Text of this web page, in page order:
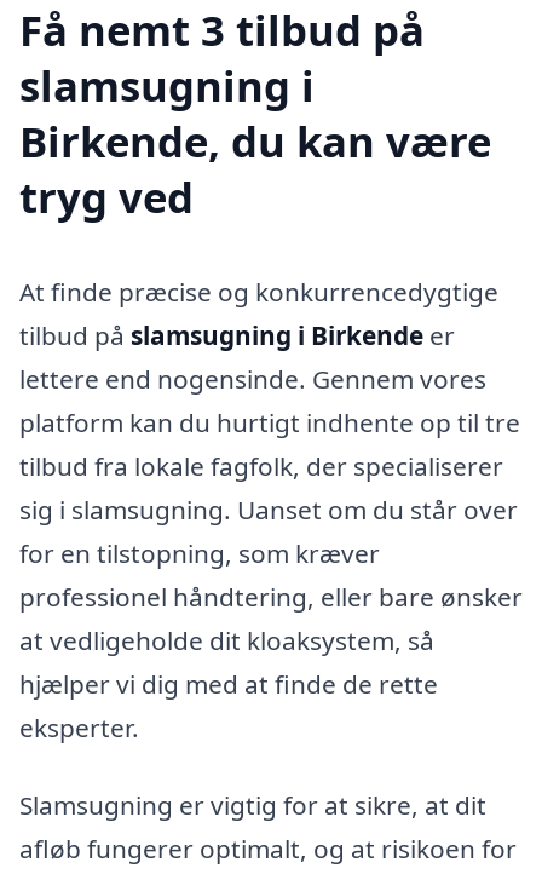
Få nemt 3 tilbud på
slamsugning i
Birkende, du kan være
tryg ved
At finde præcise og konkurrencedygtige
tilbud på slamsugning i Birkende er
lettere end nogensinde. Gennem vores
platform kan du hurtigt indhente op til tre
tilbud fra lokale fagfolk, der specialiserer
sig i slamsugning. Uanset om du står over
for en tilstopning, som kræver
professionel håndtering, eller bare ønsker
at vedligeholde dit kloaksystem, så
hjælper vi dig med at finde de rette
eksperter.
Slamsugning er vigtig for at sikre, at dit
afløb fungerer optimalt, og at risikoen for